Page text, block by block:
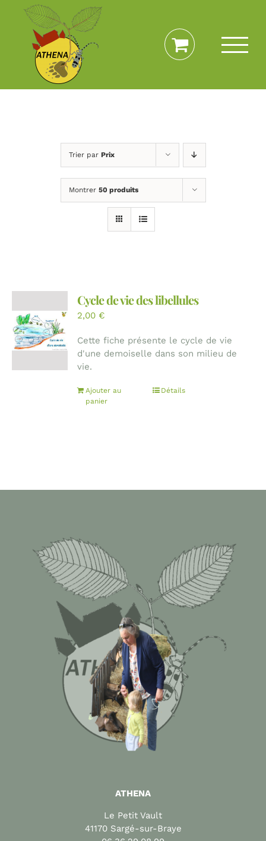
Passer
contenu
Trier par Prix
Montrer 50 produits
Cycle de vie des libellules
2,00 €
Cette fiche présente le cycle de vie
d'une demoiselle dans son milieu de
vie.
Ajouter au
panier
Détails
ATHENA
Le Petit Vault
41170 Sargé-sur-Braye